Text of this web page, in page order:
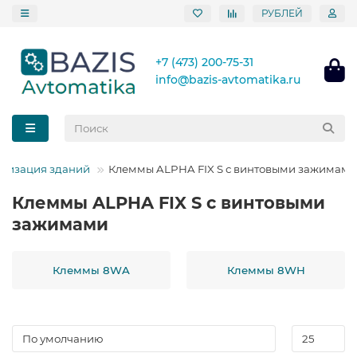
РУБЛЕЙ
+7 (473) 200-75-31
info@bazis-avtomatika.ru
зданий Клеммы ALPHA FIX S с винтовыми зажимами
Клеммы ALPHA FIX S с винтовыми
зажимами
Клеммы 8WA Клеммы 8WH